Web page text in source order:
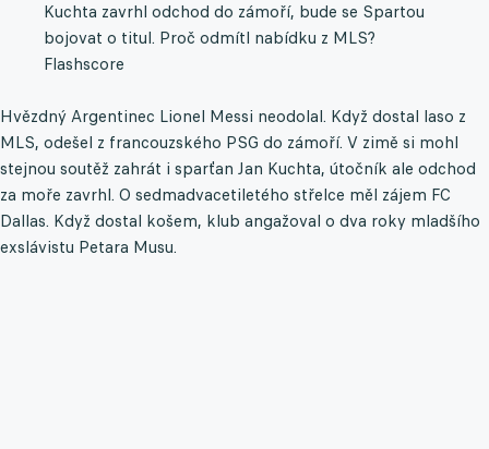
Kuchta zavrhl odchod do zámoří, bude se Spartou
bojovat o titul. Proč odmítl nabídku z MLS?
Flashscore
Hvězdný Argentinec Lionel Messi neodolal. Když dostal laso z
MLS, odešel z francouzského PSG do zámoří. V zimě si mohl
stejnou soutěž zahrát i sparťan Jan Kuchta, útočník ale odchod
za moře zavrhl. O sedmadvacetiletého střelce měl zájem FC
Dallas. Když dostal košem, klub angažoval o dva roky mladšího
exslávistu Petara Musu.